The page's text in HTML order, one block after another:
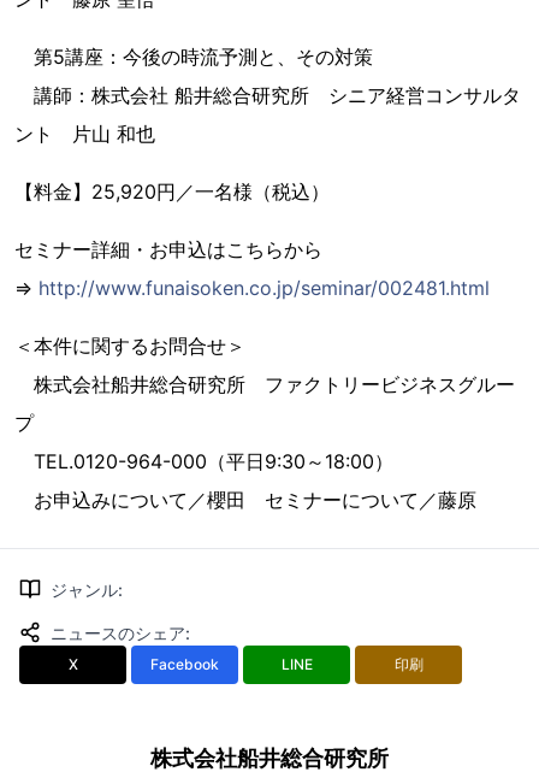
第5講座：今後の時流予測と、その対策
講師：株式会社 船井総合研究所 シニア経営コンサルタ
ント 片山 和也
【料金】25,920円／一名様（税込）
セミナー詳細・お申込はこちらから
⇒ http://www.funaisoken.co.jp/seminar/002481.html
＜本件に関するお問合せ＞
株式会社船井総合研究所 ファクトリービジネスグルー
プ
TEL.0120-964-000（平日9:30～18:00）
お申込みについて／櫻田 セミナーについて／藤原
ジャンル:
ニュースのシェア:
X Facebook LINE 印刷
株式会社船井総合研究所